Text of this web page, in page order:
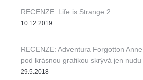
RECENZE: Life is Strange 2
10.12.2019
RECENZE: Adventura Forgotton Anne
pod krásnou grafikou skrývá jen nudu
29.5.2018